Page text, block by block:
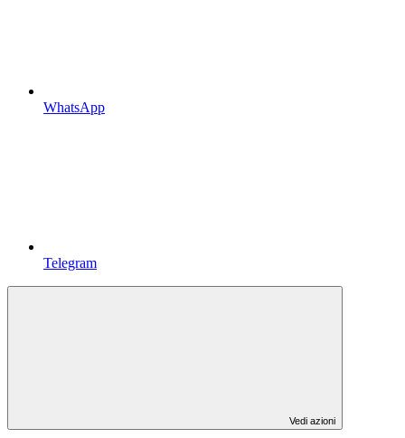
WhatsApp
Telegram
Vedi azioni